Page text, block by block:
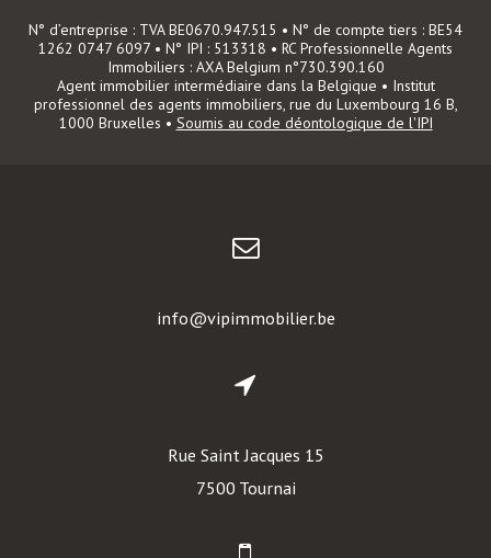
N° d’entreprise : TVA BE0670.947.515 • N° de compte tiers : BE54
1262 0747 6097 • N° IPI : 513318 • RC Professionnelle Agents
Immobiliers : AXA Belgium n°730.390.160
Agent immobilier intermédiaire dans la Belgique • Institut
professionnel des agents immobiliers, rue du Luxembourg 16 B,
1000 Bruxelles • Soumis au code déontologique de l'IPI
info@vipimmobilier.be
Rue Saint Jacques 15
7500 Tournai